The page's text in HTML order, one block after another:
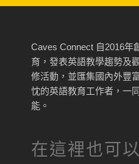
Caves Connect 自2016年
育，發表英語教學趨勢及
修活動，並匯集國內外豐
忱的英語教育工作者，一
能。
在這裡也可